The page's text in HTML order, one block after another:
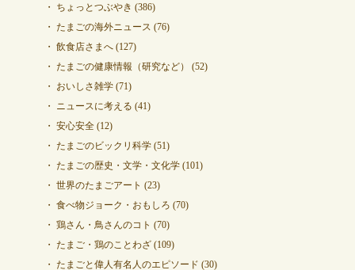
ちょっとつぶやき (386)
たまごの海外ニュース (76)
飲食店さまへ(127)
たまごの健康情報（研究など）
(52)
おいしさ雑学(71)
ニュースに考える (41)
安心安全(12)
たまごのビックリ科学(51)
たまごの歴史・文学・文化学(101)
世界のたまごアート (23)
食べ物ジョーク・おもしろ (70)
鶏さん・鳥さんのコト (70)
たまご・鶏のことわざ(109)
たまごと偉人有名人のエピソード (30)